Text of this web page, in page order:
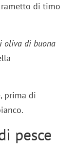
rametto di timo
oliva di buona
prima di
pesce